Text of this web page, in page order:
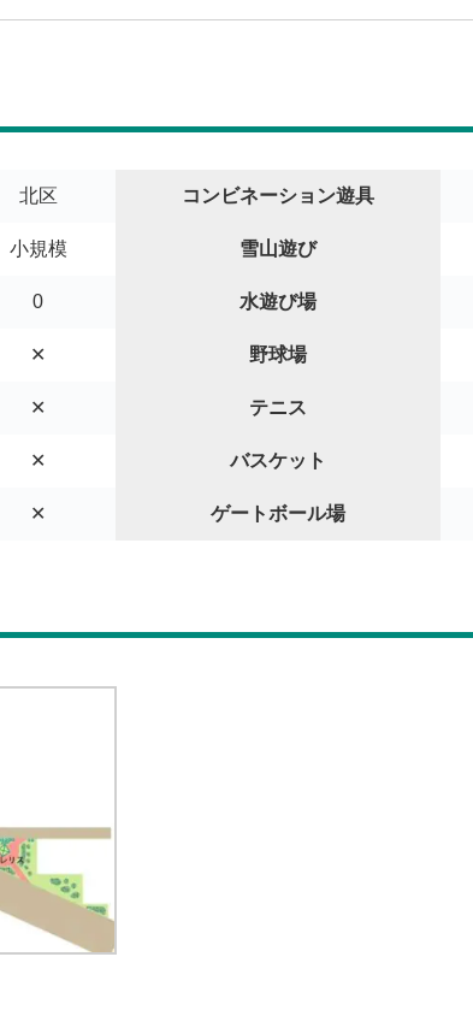
北区 コンビネーション遊具
小規模 雪山遊び
0 水遊び場
✕ 野球場
✕ テニス
✕ バスケット
✕ ゲートボール場